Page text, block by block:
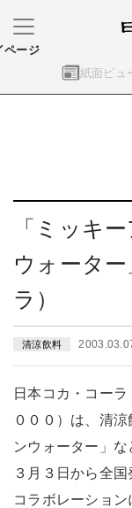
紙面ビュ
ページ
「ミッキ
ウォータ
ラ）
清涼飲料
日本コカ・コー
０００）は、清
ンウォーター」
３月３日から全
コラボレーショ